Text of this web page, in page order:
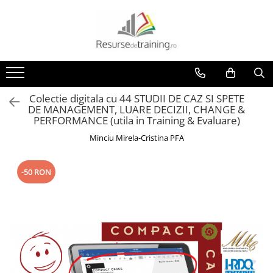
1. Ce competente doresti sa
dezvolti? (Ce Teme / Competente.. )
Gândire analitică
Abilitati de Trainer / Evaluator /
Profesor /Consultant / HR /
Psiholog / Facilitator
Abilitati de Vanzare
ALTELE
ANTI: hartuire / mobbing / bullying
Atentie si Memorie
COMANDA-CONTROL-
CONSULTANTA MILITARA SI DE
Colectie digitala cu 44 STUDII DE CAZ SI SPETE
DE MANAGEMENT, LUARE DECIZII, CHANGE &
PERFORMANCE (utila in Training & Evaluare)
Minciu Mirela-Cristina PFA
-50 RON